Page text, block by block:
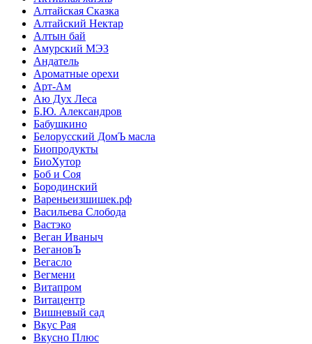
Алтайская Сказка
Алтайский Нектар
Алтын бай
Амурский МЭЗ
Андатель
Ароматные орехи
Арт-Ам
Аю Дух Леса
Б.Ю. Александров
Бабушкино
Белорусский ДомЪ масла
Биопродукты
БиоХутор
Боб и Соя
Бородинский
Вареньеизшишек.рф
Васильева Слобода
Вастэко
Веган Иваныч
ВегановЪ
Вегасло
Вегмени
Витапром
Витацентр
Вишневый сад
Вкус Рая
Вкусно Плюс